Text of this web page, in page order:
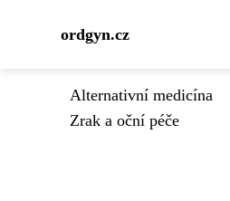
ordgyn.cz
Alternativní medicína
Zrak a oční péče